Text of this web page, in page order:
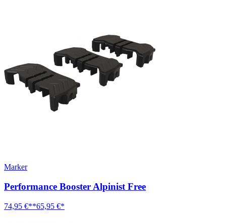
Marker
Performance Booster Alpinist Free
74,95 €**65,95 €*